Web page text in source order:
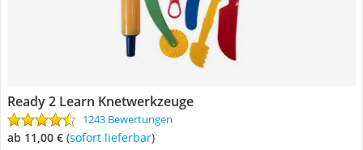
Ready 2 Learn Knetwerkzeuge
1243 Bewertungen
ab 11,00 € ( Sofort lieferbar)